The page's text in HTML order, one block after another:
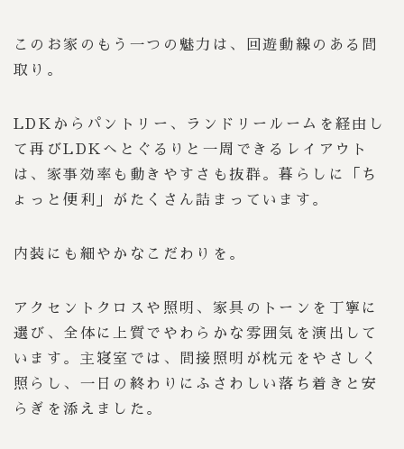
このお家のもう一つの魅力は、回遊動線のある間
取り。
LDKからパントリー、ランドリールームを経由し
て再びLDKへとぐるりと一周できるレイアウト
は、家事効率も動きやすさも抜群。暮らしに「ち
ょっと便利」がたくさん詰まっています。
内装にも細やかなこだわりを。
アクセントクロスや照明、家具のトーンを丁寧に
選び、全体に上質でやわらかな雰囲気を演出して
います。主寝室では、間接照明が枕元をやさしく
照らし、一日の終わりにふさわしい落ち着きと安
らぎを添えました。